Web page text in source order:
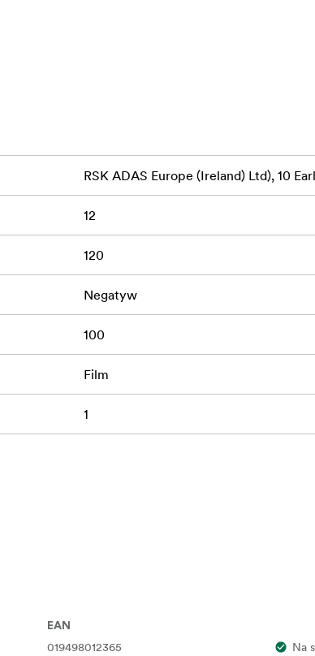
RSK ADAS Europe (Ireland) Ltd), 10
12
120
Negatyw
100
Film
1
EAN
019498012365 Na